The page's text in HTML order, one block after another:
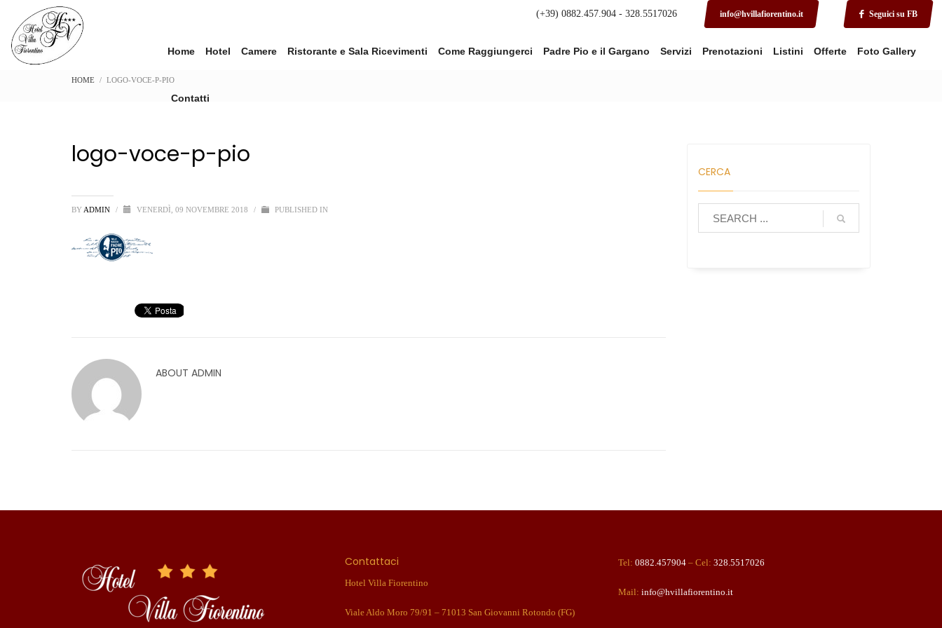
Home Hotel Camere Ristorante e Sala Ricevimenti Come Raggiungerci Padre Pio e il Gargano Servizi Prenotazioni Listini Offerte Foto Gallery
Contatti
(+39) 0882.457.904 - 328.5517026 info@hvillafiorentino.it Seguici su FB
HOME LOGO-VOCE-P-PIO
logo-voce-p-pio
BY ADMIN / VENERDÌ, 09 NOVEMBRE 2018 / PUBLISHED IN
ABOUT ADMIN
CERCA
Contattaci
Hotel Villa Fiorentino
Viale Aldo Moro 79/91 – 71013 San Giovanni Rotondo (FG)
Tel: 0882.457904 – Cel: 328.5517026
Mail: info@hvillafiorentino.it